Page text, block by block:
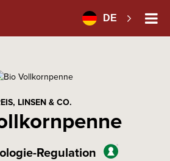
DE
LINSEN & CO.